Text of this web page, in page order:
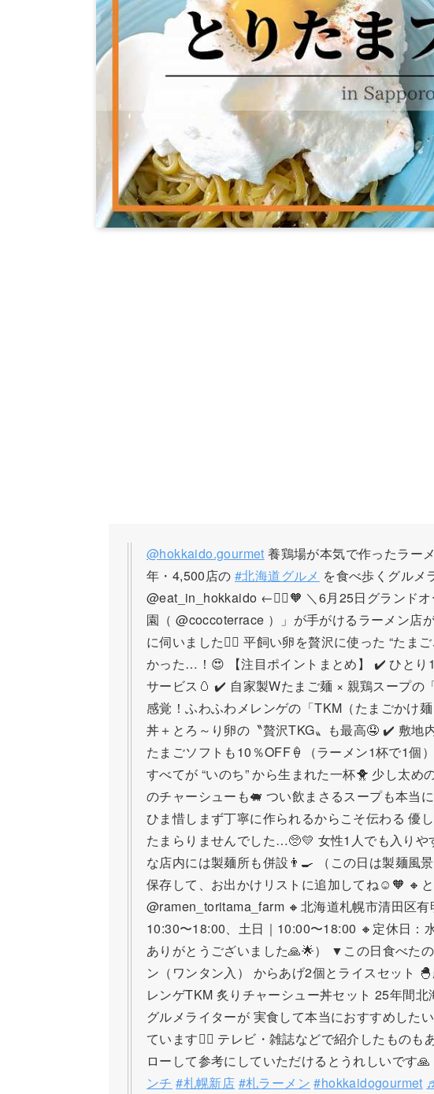
@hokkaido.gourmet 養鶏場が本気で作ったラー
年・4,500店の#北海道グルメ を食べ歩くグルメ
@eat_in_hokkaido ←🙋‍♀️🧡 ＼6月25日グランド
園（ @coccoterrace ）」が手がけるラーメン店
に伺いました🙋‍♀️ 平飼い卵を贅沢に使った “たま
かった…！😍 【注目ポイントまとめ】 ✔️ ひとり
サービス🥚 ✔️ 自家製Wたまご麺 × 親鶏スープの
感覚！ふわふわメレンゲの「TKM（たまごかけ
丼＋とろ～り卵の〝贅沢TKG〟も最高🤤 ✔️ 敷地
たまごソフトも10％OFF🍦（ラーメン1杯で1個）
すべてが “いのち” から生まれた一杯🐥 少し太め
のチャーシューも🐖 つい飲まさるスープも本当
ひま惜しまず丁寧に作られるからこそ伝わる 優
たまらりませんでした…🥺💛 女性1人でも入りや
な店内には製麺所も併設👨‍🍳 （この日は製麺風
保存して、お出かけリストに追加してね☺🧡 🔸と
@ramen_toritama_farm 🔸北海道札幌市清田区有
10:30〜18:00、土日｜10:00〜18:00 🔸定休日：
ありがとうございました🙏🌟） ▼この日食べた
ン（ワンタン入） からあげ2個とライスセット
レンゲTKM 炙りチャーシュー丼セット 25年間北
グルメライターが 実食して本当におすすめした
ています🙋‍♀️ テレビ・雑誌などで紹介したものも
ローして参考にしていただけるとうれしいです🙏
ンチ #札幌新店 #札ラーメン #hokkaidogourmet